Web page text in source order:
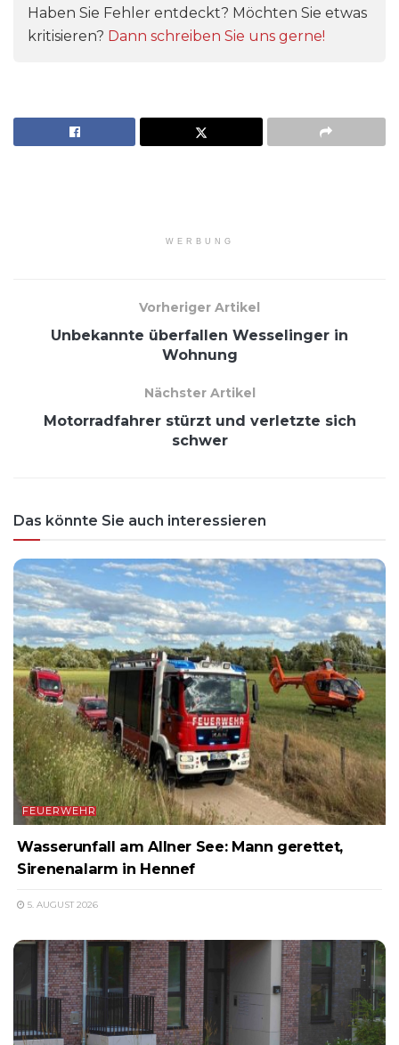
Haben Sie Fehler entdeckt? Möchten Sie etwas
kritisieren? Dann schreiben Sie uns gerne!
WERBUNG
Vorheriger Artikel
Unbekannte überfallen Wesselinger in
Wohnung
Nächster Artikel
Motorradfahrer stürzt und verletzte sich
schwer
Das könnte Sie auch interessieren
FEUERWEHR
Wasserunfall am Allner See: Mann gerettet,
Sirenenalarm in Hennef
5. AUGUST 2026